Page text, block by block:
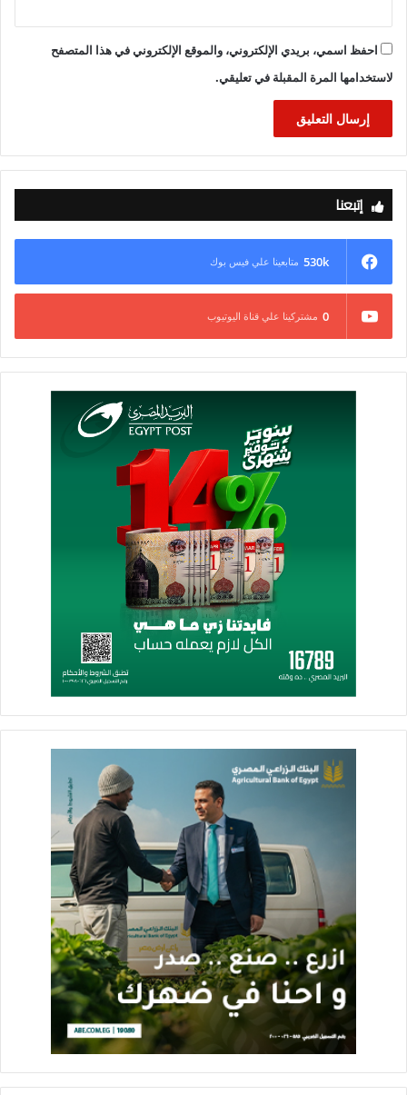
احفظ اسمي، بريدي الإلكتروني، والموقع الإلكتروني في هذا المتصفح
لاستخدامها المرة المقبلة في تعليقي.
إتبعنا
530k متابعينا علي فيس بوك
0 مشتركينا علي قناة اليوتيوب